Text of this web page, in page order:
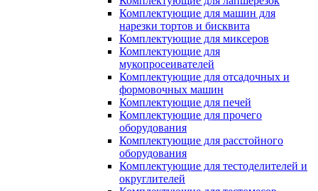
Комплектующие для машин для
нарезки тортов и бисквита
Комплектующие для миксеров
Комплектующие для
мукопросеивателей
Комплектующие для отсадочных и
формовочных машин
Комплектующие для печей
Комплектующие для прочего
оборудования
Комплектующие для расстойного
оборудования
Комплектующие для тестоделителей и
округлителей